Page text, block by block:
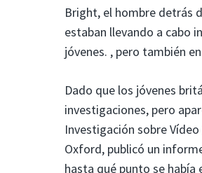
Bright, el hombre detrás
estaban llevando a cabo
jóvenes. , pero también
Dado que los jóvenes
investigaciones, pero
Investigación sobre
Oxford, publicó un
hasta qué punto se